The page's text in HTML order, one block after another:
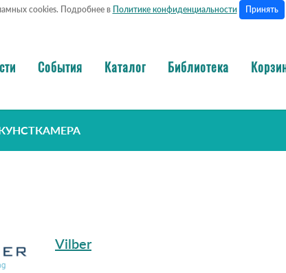
cookies. Подробнее в Политике конфиденциальности Принять
События Каталог Библиотека
Vilber